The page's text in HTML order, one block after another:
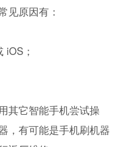
见原因有：
iOS；
其它智能手机尝试操
，有可能是手机刷机器